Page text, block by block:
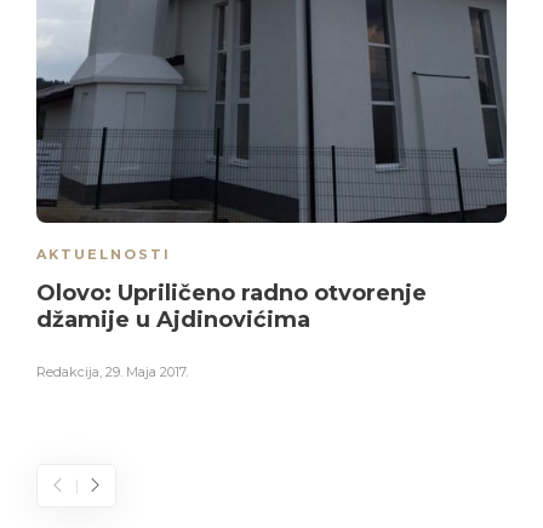
AKTUELNOSTI
Olovo: Upriličeno radno otvorenje
džamije u Ajdinovićima
Redakcija, 29. Maja 2017.